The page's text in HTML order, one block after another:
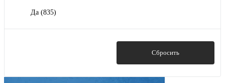
Да (835)
Сбросить